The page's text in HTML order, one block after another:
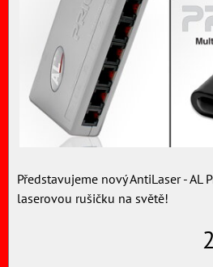
Představujeme nový AntiLaser - AL
laserovou rušičku na světě!